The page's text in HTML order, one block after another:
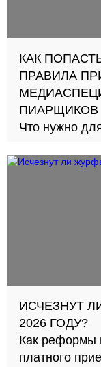
КАК
ПРАВИЛА
ПИАРЩИКОВ
Что нужно
«Рекламу и
ИСЧЕЗНУТ
2026 ГОДУ?
Как реформы
платного